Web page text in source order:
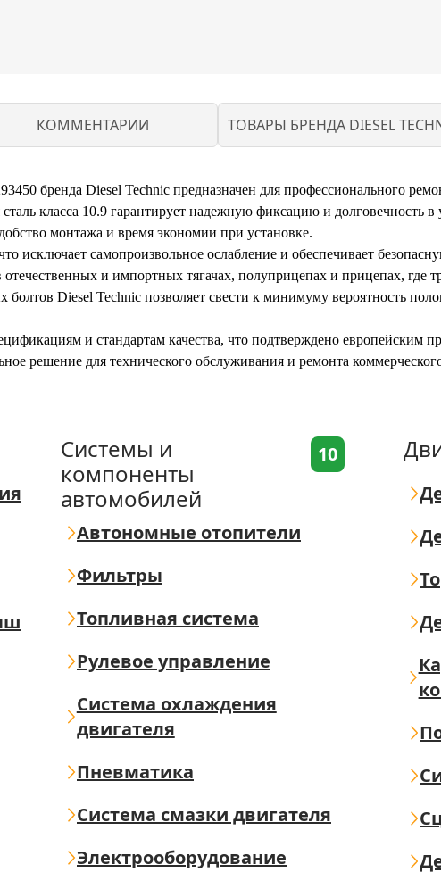
КОММЕНТАРИИ ТОВАРЫ БРЕНДА DIESEL
бренда Diesel Technic предназначен для профессионального
класса 10.9 гарантирует надежную фиксацию и долговечность
монтажа и время экономии при установке.
исключает самопроизвольное ослабление и обеспечивает
отечественных и импортных тягачах, полуприцепах и прицепах, где
Diesel Technic позволяет свести к минимуму вероятность
и стандартам качества, что подтверждено европейским
решение для технического обслуживания и ремонта
Системы и
компоненты
автомобилей
10
Автономные отопители
Фильтры
Топливная система
Рулевое управление
Система охлаждения
двигателя
Пневматика
Система смазки двигателя
Электрооборудование